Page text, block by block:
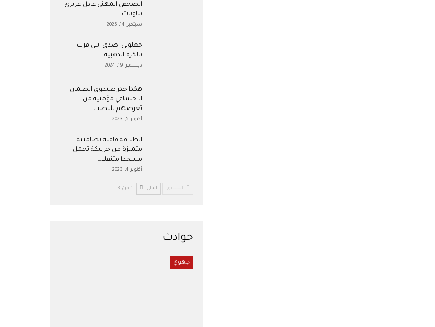
الصحفي المهني عادل عزيزي
بتاونات
سبتمبر 14, 2025
جعلوني اصدق انني فزت
بالكرة الذهبية
ديسمبر 19, 2024
هكذا حذر صندوق الضمان
الاجتماعي مؤمنيه من
تعرضهم للنصب…
أكتوبر 5, 2023
انطلاقة قافلة تضامنية
متميزة من خريبكة تحمل
مسجدا متنقلا…
أكتوبر 4, 2023
السابق التالي 1 من 3
حوادث
جهوي